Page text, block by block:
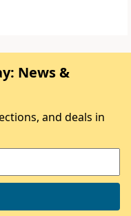
News &
and deals in